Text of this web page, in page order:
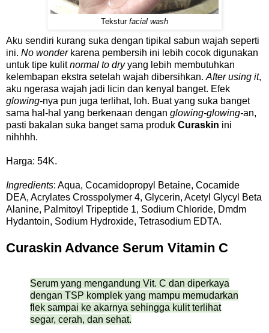
Tekstur facial wash
Aku sendiri kurang suka dengan tipikal sabun wajah seperti
ini. No wonderkarena pembersih ini lebih cocok digunakan
untuk tipe kulitnormal to dryyang lebih membutuhkan
kelembapan ekstra setelah wajah dibersihkan. After using it,
aku ngerasa wajah jadi licin dan kenyal banget. Efek
glowing-nya pun juga terlihat, loh. Buat yang suka banget
sama hal-hal yang berkenaan dengan glowing-glowing-an,
pasti bakalan suka banget sama produk Curaskin ini
nihhhh.
Harga: 54K.
Ingredients: Aqua, Cocamidopropyl Betaine, Cocamide
DEA, Acrylates Crosspolymer 4, Glycerin, Acetyl Glycyl Beta
Alanine, Palmitoyl Tripeptide 1, Sodium Chloride, Dmdm
Hydantoin, Sodium Hydroxide, Tetrasodium EDTA.
Curaskin Advance Serum Vitamin C
Serum yang mengandung Vit. C dan diperkaya
dengan TSP komplek yang mampu memudarkan
flek sampai ke akarnya sehingga kulit terlihat
segar, cerah, dan sehat.